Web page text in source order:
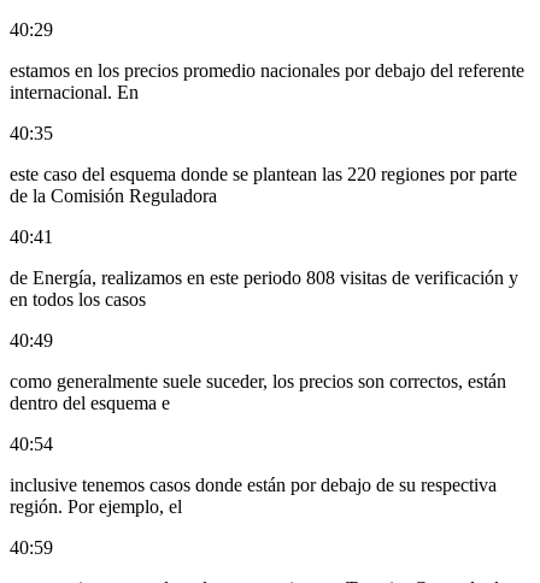
40:29
estamos en los precios promedio nacionales por debajo del referente
internacional. En
40:35
este caso del esquema donde se plantean las 220 regiones por parte
de la Comisión Reguladora
40:41
de Energía, realizamos en este periodo 808 visitas de verificación y
en todos los casos
40:49
como generalmente suele suceder, los precios son correctos, están
dentro del esquema e
40:54
inclusive tenemos casos donde están por debajo de su respectiva
región. Por ejemplo, el
40:59